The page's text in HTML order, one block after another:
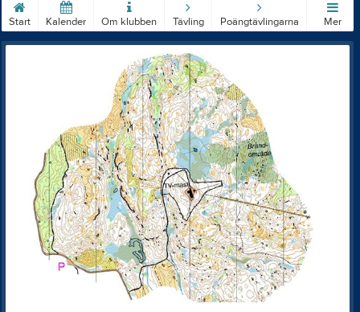
Start Kalender Om klubben Tävling Poängtävlingarna Mer